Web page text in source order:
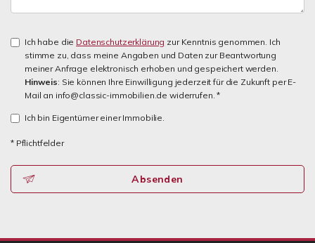
Ich habe die Datenschutzerklärung zur Kenntnis genommen. Ich
stimme zu, dass meine Angaben und Daten zur Beantwortung
meiner Anfrage elektronisch erhoben und gespeichert werden.
Hinweis: Sie können Ihre Einwilligung jederzeit für die Zukunft per E-
Mail an info@classic-immobilien.de widerrufen. *
Ich bin Eigentümer einer Immobilie.
* Pflichtfelder
Absenden